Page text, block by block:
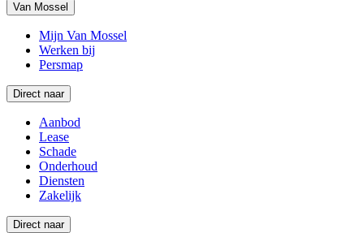
Van Mossel
Mijn Van Mossel
Werken bij
Persmap
Direct naar
Aanbod
Lease
Schade
Onderhoud
Diensten
Zakelijk
Direct naar